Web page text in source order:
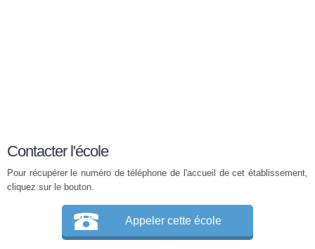
Contacter l'école
Pour récupérer le numéro de téléphone de l'accueil de cet établissement,
cliquez sur le bouton.
Appeler cette école